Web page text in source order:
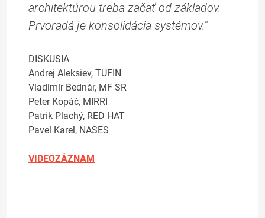
architektúrou treba začať od základov.
Prvoradá je konsolidácia systémov."
DISKUSIA
Andrej Aleksiev, TUFIN
Vladimír Bednár, MF SR
Peter Kopáč, MIRRI
Patrik Plachý, RED HAT
Pavel Karel, NASES
VIDEOZÁZNAM